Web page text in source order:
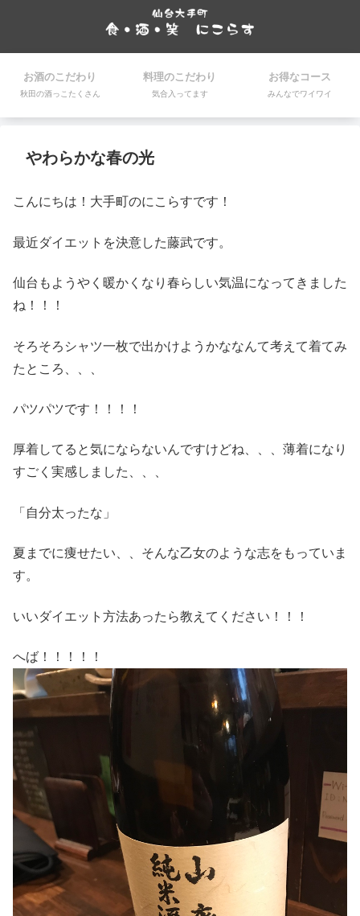
お酒のこだわり
秋田の酒っこたくさん
料理のこだわり
気合入ってます
お得なコース
みんなでワイワイ
やわらかな春の光
こんにちは！大手町のにこらすです！
最近ダイエットを決意した藤武です。
仙台もようやく暖かくなり春らしい気温になってきました
ね！！！
そろそろシャツ一枚で出かけようかななんて考えて着てみ
たところ、、、
パツパツです！！！！
厚着してると気にならないんですけどね、、、薄着になり
すごく実感しました、、、
「自分太ったな」
夏までに痩せたい、、そんな乙女のような志をもっていま
す。
いいダイエット方法あったら教えてください！！！
へば！！！！！